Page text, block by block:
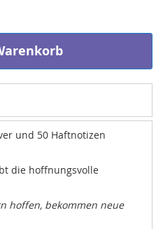
und 50 Haftnotizen
die hoffnungsvolle
hoffen, bekommen neue